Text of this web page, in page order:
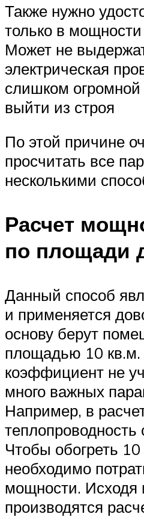
Также нужно
только в мощности
Может не
электрическая
слишком
выйти из строя
По этой причине
просчитать все
несколькими
Расчет
по площади
Данный способ
и применяется
основу берут
площадью 10
коэффициент не
много важных
Например, в
теплопроводность
Чтобы обогреть 10
необходимо
мощности. Исходя
производятся